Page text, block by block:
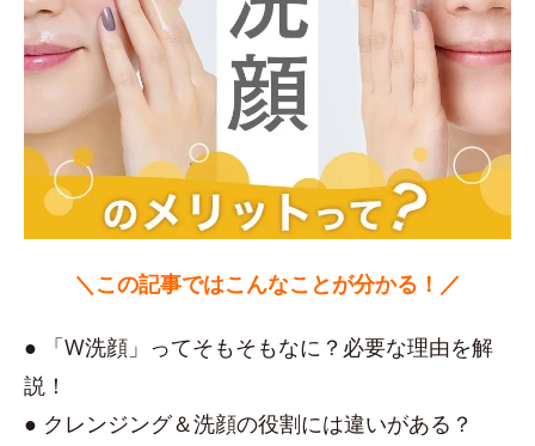
＼この記事ではこんなことが分かる！／
● 「W洗顔」ってそもそもなに？必要な理由を解
説！
● クレンジング＆洗顔の役割には違いがある？